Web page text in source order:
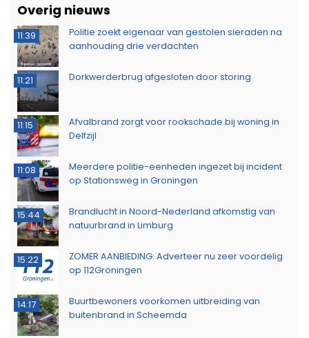
Overig nieuws
11:39
Politie zoekt eigenaar van gestolen sieraden na
aanhouding drie verdachten
11:21 Dorkwerderbrug afgesloten door storing
11:15
Afvalbrand zorgt voor rookschade bij woning in
Delfzijl
11:08
Meerdere politie-eenheden ingezet bij incident
op Stationsweg in Groningen
15:44
Brandlucht in Noord-Nederland afkomstig van
natuurbrand in Limburg
15:22
ZOMER AANBIEDING: Adverteer nu zeer voordelig
op 112Groningen
14:17
Buurtbewoners voorkomen uitbreiding van
buitenbrand in Scheemda